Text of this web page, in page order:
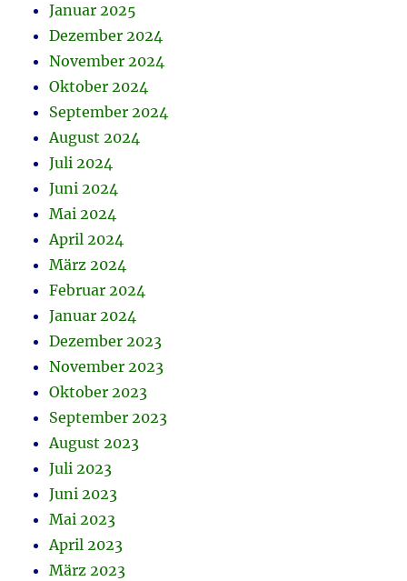
Januar 2025
Dezember 2024
November 2024
Oktober 2024
September 2024
August 2024
Juli 2024
Juni 2024
Mai 2024
April 2024
März 2024
Februar 2024
Januar 2024
Dezember 2023
November 2023
Oktober 2023
September 2023
August 2023
Juli 2023
Juni 2023
Mai 2023
April 2023
März 2023